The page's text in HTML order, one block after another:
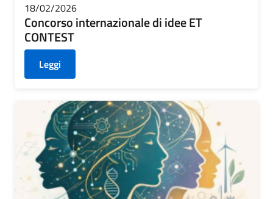
18/02/2026
Concorso internazionale di idee ET
CONTEST
Leggi